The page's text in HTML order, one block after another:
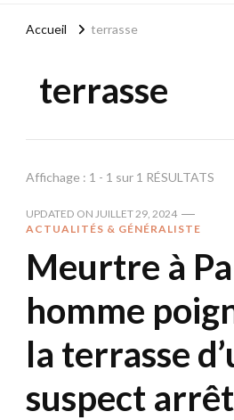
Accueil terrasse
terrasse
Affichage : 1 - 1 sur 1 RÉSULTATS
UPDATED ON JUILLET 29, 2024
ACTUALITÉS & GÉNÉRALISTE
Meurtre à
homme
la terrasse
suspect